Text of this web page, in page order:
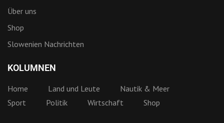
Über uns
Shop
Slowenien Nachrichten
KOLUMNEN
Home Land und Leute
Nautik & Meer
Sport
Politik Wirtschaft Shop